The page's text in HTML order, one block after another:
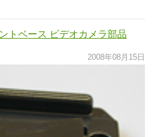
トベース ビデオカメラ部品
2008年08月15日